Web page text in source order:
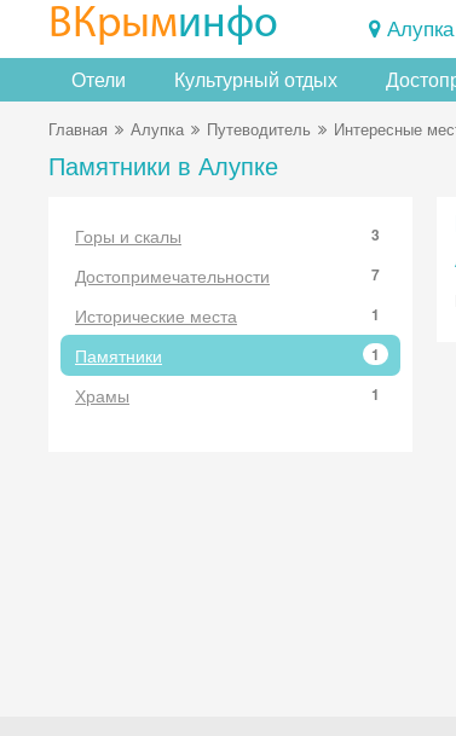
ВКрыминфо Алупка
Отели Культурный отдых
Главная Алупка Путеводитель Интересные
Памятники в Алупке
Горы и скалы 3
Достопримечательности 7
Исторические места 1
Памятники 1
Храмы 1